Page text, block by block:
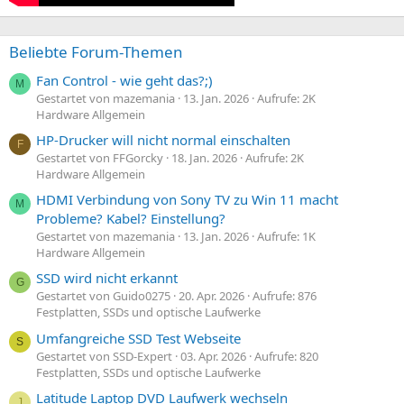
Beliebte Forum-Themen
M Fan Control - wie geht das?;)
Gestartet von mazemania 13. Jan. 2026 Aufrufe: 2K
Hardware Allgemein
F HP-Drucker will nicht normal einschalten
Gestartet von FFGorcky 18. Jan. 2026 Aufrufe: 2K
Hardware Allgemein
M
HDMI Verbindung von Sony TV zu Win 11 macht
Probleme? Kabel? Einstellung?
Gestartet von mazemania 13. Jan. 2026 Aufrufe: 1K
Hardware Allgemein
G SSD wird nicht erkannt
Gestartet von Guido0275 20. Apr. 2026 Aufrufe: 876
Festplatten, SSDs und optische Laufwerke
S Umfangreiche SSD Test Webseite
Gestartet von SSD-Expert 03. Apr. 2026 Aufrufe: 820
Festplatten, SSDs und optische Laufwerke
Latitude Laptop DVD Laufwerk wechseln